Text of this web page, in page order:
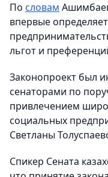
По словам
впервые
льгот и
Законопроект был
сенаторами по
привлечением
социальных
Светланы
Спикер Сената